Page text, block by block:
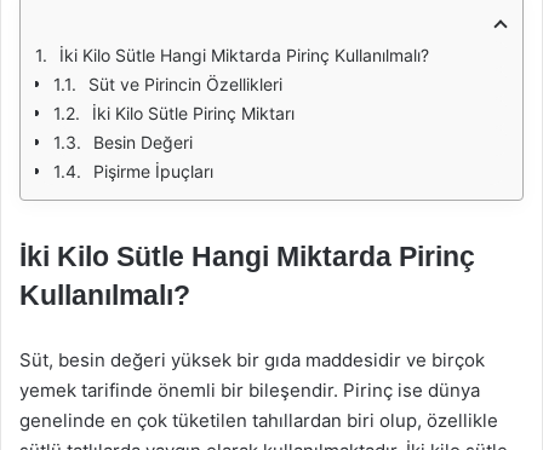
İki Kilo Sütle Hangi Miktarda Pirinç Kullanılmalı?
Süt ve Pirincin Özellikleri
İki Kilo Sütle Pirinç Miktarı
Besin Değeri
Pişirme İpuçları
İki Kilo Sütle Hangi Miktarda Pirinç
Kullanılmalı?
Süt, besin değeri yüksek bir gıda maddesidir ve birçok
yemek tarifinde önemli bir bileşendir. Pirinç ise dünya
genelinde en çok tüketilen tahıllardan biri olup, özellikle